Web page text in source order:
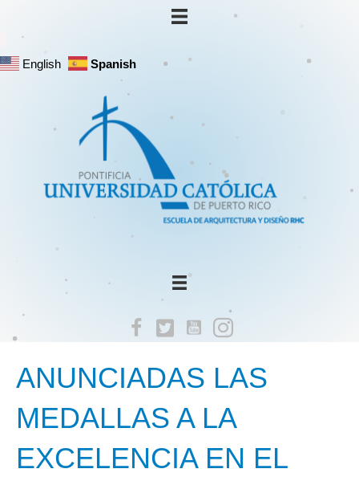
English Spanish
ANUNCIADAS LAS
MEDALLAS A LA
EXCELENCIA EN EL